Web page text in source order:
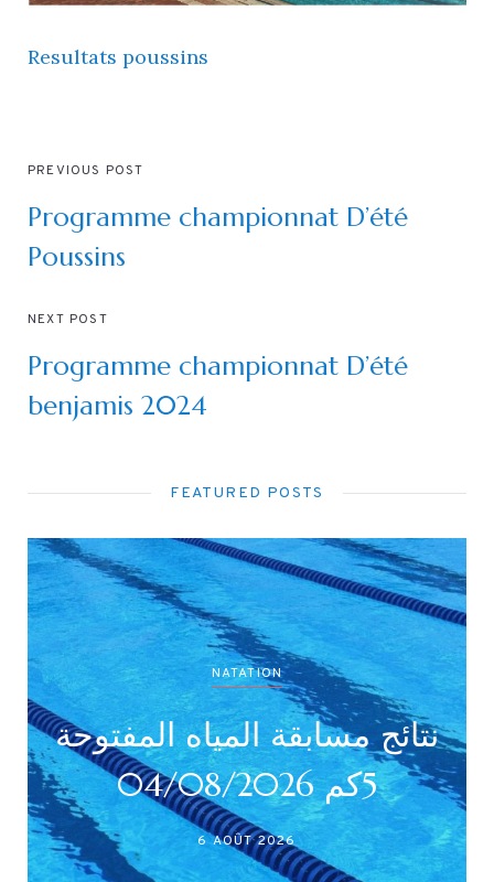
Resultats poussins
PREVIOUS POST
Programme championnat D’été
Poussins
NEXT POST
Programme championnat D’été
benjamis 2024
FEATURED POSTS
NATATION
نتائج مسابقة المياه المفتوحة
5كم 04/08/2026
6 AOÛT 2026